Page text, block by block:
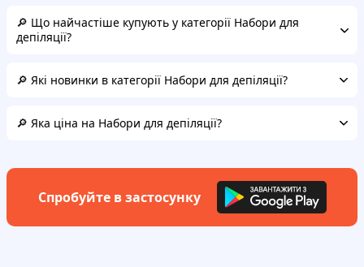
🔎 Що найчастіше купують у категорії Набори для
депіляції?
🔎 Які новинки в категорії Набори для депіляції?
🔎 Яка ціна на Набори для депіляції?
Спробуйте в застосунку